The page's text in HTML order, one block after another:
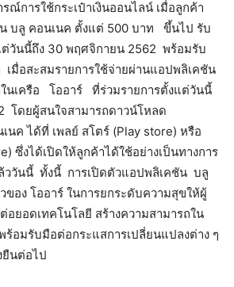
ณ์การใช้กระเป๋าเงินออนไลน์ เมื่อลูกค้า
น บลู คอนเนค ตั้งแต่ 500 บาท ขึ้นไป รับ
วันนี้ถึง 30 พฤศจิกายน 2562 พร้อมรับ
มื่อสะสมรายการใช้จ่ายผ่านแอปพลิเคชัน
นเครือ โออาร์ ที่ร่วมรายการตั้งแต่วันนี้
โดยผู้สนใจสามารถดาวน์โหลด
ค ได้ที่ เพลย์ สโตร์ (Play store) หรือ
ซึ่งได้เปิดให้ลูกค้าได้ใช้อย่างเป็นทางการ
ววันนี้ ทั้งนี้ การเปิดตัวแอปพลิเคชัน บลู
ของ โออาร์ ในการยกระดับความสุขให้ผู้
อยอดเทคโนโลยี สร้างความสามารถใน
ร้อมรับมือต่อกระแสการเปลี่ยนแปลงต่าง ๆ
ยืนต่อไป